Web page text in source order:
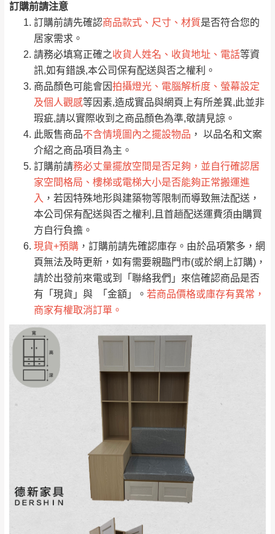
訂購前請注意
訂購前請先確認商品款式、尺寸、材質是否符合您的
居家需求。
請務必填寫正確之收貨人姓名、收貨地址、電話等資
訊,如有錯誤,本公司保有配送與否之權利。
商品顏色可能會因拍攝燈光、電腦解析度、螢幕設定
及個人觀感等因素,造成實品與網頁上有所差異,此並非
瑕疵,請以實際收到之商品顏色為準,敬請見諒。
此販售商品不含情境圖內之擺設物品 ， 以品名和文案
介紹之商品項目為主。
訂購前請務必丈量擺放空間是否足夠，並自行確認居
家空間格局、樓梯或電梯大小是否能夠正常搬運進
入 ，若因特殊地形與建築物等限制而導致無法配送，
本公司保有配送與否之權利,且首趟配送運費須由購買
方自行負擔。
現貨+預購 ，訂購前請先確認庫存。由於品項繁多，網
頁無法及時更新，如有需要親臨門市(或於網上訂購)，
請於出發前來電或到「聯絡我們」來信確認商品是否
有「現貨」與 「金額」。 若商品價格或庫存有異常，
商家有權取消訂單。
運 費 說 明
運送地區 運送費用
偏遠地區
（請先線上詢問 LINE
→@dershin ）
桃園
免 運
費
復興鄉
新竹
峨眉鄉、五峰鄉、
橫山、北埔鄉、尖
石鄉、寶山鄉山
區、新埔山區、芎
里
台北 無
新北
來、平溪、九份、
石門、林口 下福
里、新店山區、三
峽山區、石碇、坪
林、福隆、淡水山
區、北投湖山路、
$ 9,000以上：免
運費
$ 9,000以下：
NT$500元
＊A108產品另收運費
$ 9,000以上：免
注意事項：
由於品項繁多，網頁無法及時更新，如有需
要購買商品，請於出發前來電或到「官方
Line客服」來信確認商品是否有「現貨」與
「金額」。
若商品價格或庫存有異常，商家有權取消訂
單。部分網路商品恕無法更改原設計或客製，敬請
見諒！
接單後二日內(不含例假日)，我們客服會與您
電話聯絡或E-Mail通知確認訂單。
（線上客
服 LINE → @dershin）
下單前先詢問是否現貨 ，若未詢問下單後無
現貨我們客服會再來電或E-Mail與您聯絡
（洽詢方式請搜尋 Line ID → @dershin）
運送範圍：限定北至基隆，南至苗栗，偏遠
地區恕無法提供運送 (詳見運送規章)。
配送範圍：
苗栗至基隆；其它地區暫不開放，如因特殊
地型限制(山區、鄉、鎮、村)、樓梯太小、無
法搬運上樓等因素，導致無法配送，
保有出貨的權利。
保護物流人員的工作安全，賣家無提供吊掛
服務，若需以吊車或其他的吊掛方式吊運，
費用將由買方自行支付。
因大型傢俱有組裝、配送的問題，並非一般
快速到貨商品，無法指定特定時間送達，司
機當天到貨前皆會再與您通知，讓你不用整
天在家等貨，以節省您的寶貴時間。
由於百貨公司配送較為不易，故暫無法配送
至百貨公司內部。
0/5 (0)筆
全部 依評論高至低排列
依評論低至高排列 只顯示附上圖片
只顯示附上評論